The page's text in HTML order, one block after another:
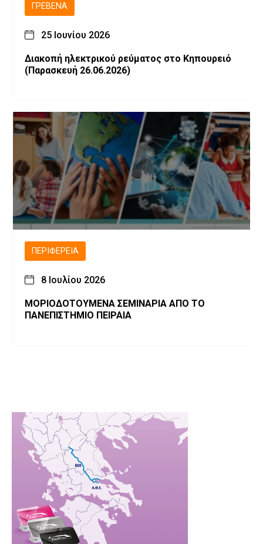
ΓΡΕΒΕΝΆ
25 Ιουνίου 2026
Διακοπή ηλεκτρικού ρεύματος στο Κηπουρειό
(Παρασκευή 26.06.2026)
ΠΕΡΙΦΈΡΕΙΑ
8 Ιουλίου 2026
ΜΟΡΙΟΔΟΤΟΥΜΕΝΑ ΣΕΜΙΝΑΡΙΑ ΑΠΟ ΤΟ
ΠΑΝΕΠΙΣΤΗΜΙΟ ΠΕΙΡΑΙΑ